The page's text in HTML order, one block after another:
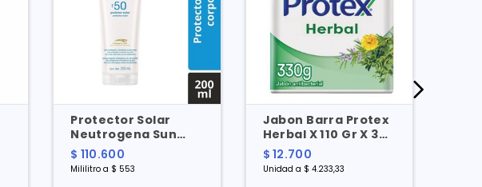
Protector Solar
Neutrogena Sun
Fresh Spf 50 X 200
Ml
$ 110.600
Mililitro a $ 553
Jabon Barra Protex
Herbal X 110 Gr X 3
Und
$ 12.700
Unidad a $ 4.233,33